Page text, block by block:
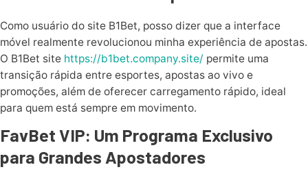
Como usuário do site B1Bet, posso dizer que a interface
móvel realmente revolucionou minha experiência de apostas.
O B1Bet site https://b1bet.company.site/ permite uma
transição rápida entre esportes, apostas ao vivo e
promoções, além de oferecer carregamento rápido, ideal
para quem está sempre em movimento.
FavBet VIP: Um Programa Exclusivo
para Grandes Apostadores